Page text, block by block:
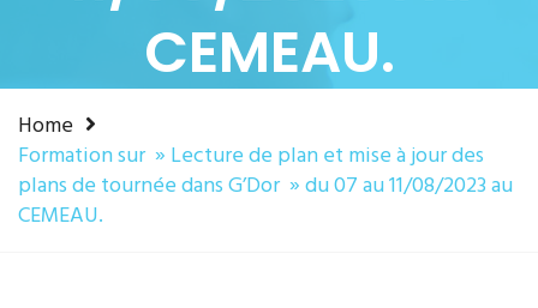
CEMEAU.
Home
Formation sur » Lecture de plan et mise à jour des
plans de tournée dans G’Dor » du 07 au 11/08/2023 au
CEMEAU.